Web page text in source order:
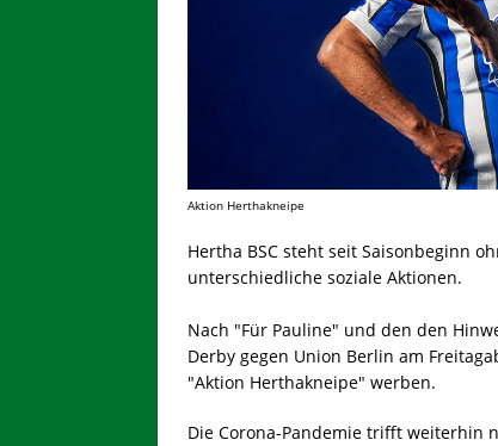
Aktion Herthakneipe
Hertha BSC steht seit Saisonbeginn
unterschiedliche soziale Aktionen.
Nach "Für Pauline" und den den
Derby gegen Union Berlin am
"Aktion Herthakneipe" werben.
Die Corona-Pandemie trifft weiterhin